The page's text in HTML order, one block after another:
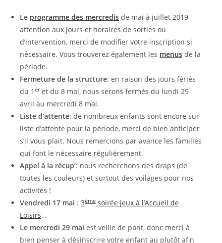
Le programme des mercredis de mai à juillet 2019,
attention aux jours et horaires de sorties ou
d’intervention, merci de modifier votre inscription si
nécessaire. Vous trouverez également les menus de la
période.
Fermeture de la structure: en raison des jours fériés
du 1 eret du 8 mai, nous serons fermés du lundi 29
avril au mercredi 8 mai.
Liste d’attente: de nombreux enfants sont encore sur
liste d’attente pour la période, merci de bien anticiper
s’il vous plait. Nous remercions par avance les familles
qui font le nécessaire régulièrement.
Appel à la récup’: nous recherchons des draps (de
toutes les couleurs) et surtout des voilages pour nos
activités !
Vendredi 17 mai : 3ème soirée jeux à l’Accueil de
Loisirs…
Le mercredi 29 mai est veille de pont, donc merci à
bien penser à désinscrire votre enfant au plutôt afin